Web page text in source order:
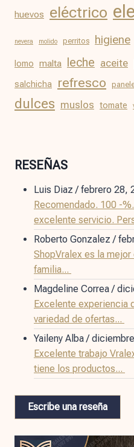
huevos eléctrico
nevera molido perritos higiene
lomo malta leche aceite
salchicha refresco
dulces muslos tomate
RESEÑAS
Luis Diaz /febrero 28,
Recomendado. 100 -
excelente servicio.
Roberto Gonzalez /
ShopVralex es la mejor
familia...
Magdeline Correa /
Excelente experiencia
variedad de ofertas...
Yaileny Alba /
Excelente trabajo
tiene los productos...
Escribe una reseña